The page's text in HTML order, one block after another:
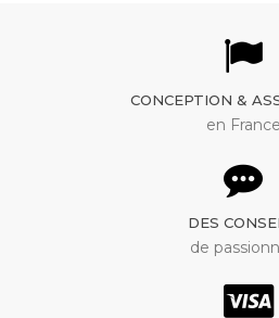
CONCEPTION &
en France
DES
de